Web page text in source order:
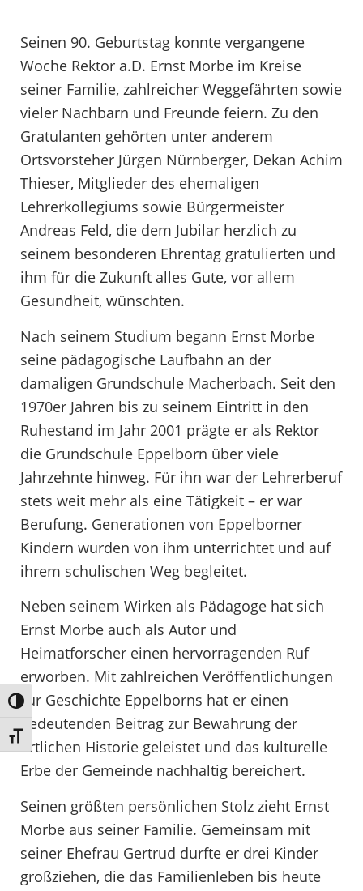
Umschalten auf hohe Kontraste
Schrift vergrößern
Seinen 90. Geburtstag konnte vergangene
Woche Rektor a.D. Ernst Morbe im Kreise
seiner Familie, zahlreicher Weggefährten sowie
vieler Nachbarn und Freunde feiern. Zu den
Gratulanten gehörten unter anderem
Ortsvorsteher Jürgen Nürnberger, Dekan Achim
Thieser, Mitglieder des ehemaligen
Lehrerkollegiums sowie Bürgermeister
Andreas Feld, die dem Jubilar herzlich zu
seinem besonderen Ehrentag gratulierten und
ihm für die Zukunft alles Gute, vor allem
Gesundheit, wünschten.
Nach seinem Studium begann Ernst Morbe
seine pädagogische Laufbahn an der
damaligen Grundschule Macherbach. Seit den
1970er Jahren bis zu seinem Eintritt in den
Ruhestand im Jahr 2001 prägte er als Rektor
die Grundschule Eppelborn über viele
Jahrzehnte hinweg. Für ihn war der Lehrerberuf
stets weit mehr als eine Tätigkeit – er war
Berufung. Generationen von Eppelborner
Kindern wurden von ihm unterrichtet und auf
ihrem schulischen Weg begleitet.
Neben seinem Wirken als Pädagoge hat sich
Ernst Morbe auch als Autor und
Heimatforscher einen hervorragenden Ruf
erworben. Mit zahlreichen Veröffentlichungen
zur Geschichte Eppelborns hat er einen
bedeutenden Beitrag zur Bewahrung der
örtlichen Historie geleistet und das kulturelle
Erbe der Gemeinde nachhaltig bereichert.
Seinen größten persönlichen Stolz zieht Ernst
Morbe aus seiner Familie. Gemeinsam mit
seiner Ehefrau Gertrud durfte er drei Kinder
großziehen, die das Familienleben bis heute